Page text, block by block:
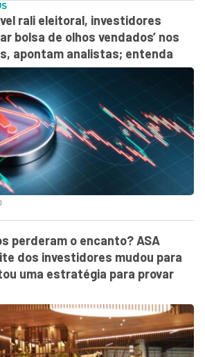
rali eleitoral, investidores
bolsa de olhos vendados’ nos
apontam analistas; entenda
perderam o encanto? ASA
dos investidores mudou para
uma estratégia para provar